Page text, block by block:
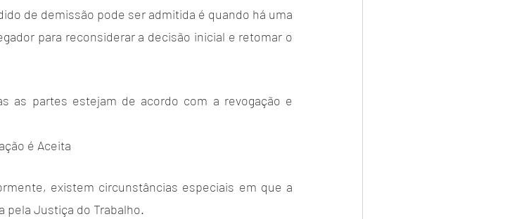
de demissão pode ser admitida é quando há uma
para reconsiderar a decisão inicial e retomar o
as partes estejam de acordo com a revogação e
é Aceita
existem circunstâncias especiais em que a
pela Justiça do Trabalho.